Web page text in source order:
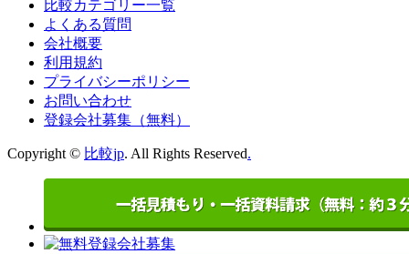
比較カテゴリー一覧
よくある質問
会社概要
利用規約
プライバシーポリシー
お問い合わせ
登録会社募集（無料）
Copyright © 比較jp. All Rights Reserved.